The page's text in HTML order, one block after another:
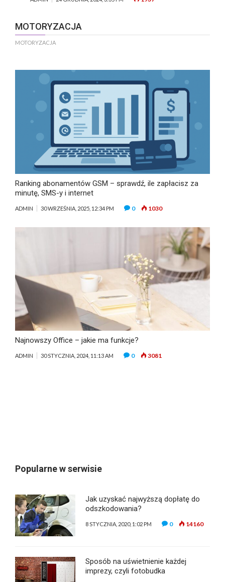
MOTORYZACJA
MOTORYZACJA
Ranking abonamentów GSM – sprawdź, ile zapłacisz za
minutę, SMS-y i internet
ADMIN 30 WRZEŚNIA, 2025, 12:34 PM 0 1030
Najnowszy Office – jakie ma funkcje?
ADMIN 30 STYCZNIA, 2024, 11:13 AM 0 3081
Popularne w serwisie
Jak uzyskać najwyższą dopłatę do
odszkodowania?
8 STYCZNIA, 2020, 1:02 PM 0 14160
Sposób na uświetnienie każdej
imprezy, czyli fotobudka